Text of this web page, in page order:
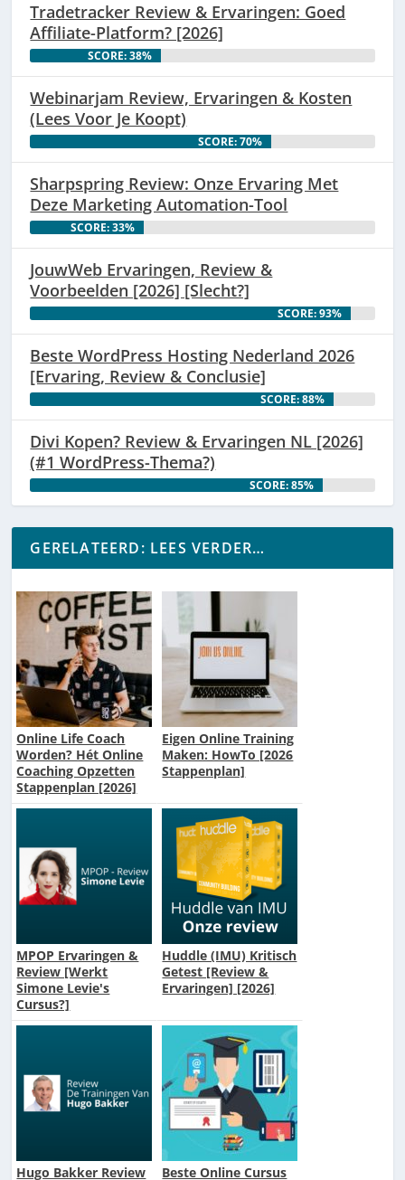
Tradetracker Review & Ervaringen: Goed
Affiliate-Platform? [2026]
SCORE: 38%
Webinarjam Review, Ervaringen & Kosten
(Lees Voor Je Koopt)
SCORE: 70%
Sharpspring Review: Onze Ervaring Met
Deze Marketing Automation-Tool
SCORE: 33%
JouwWeb Ervaringen, Review &
Voorbeelden [2026] [Slecht?]
SCORE: 93%
Beste WordPress Hosting Nederland 2026
[Ervaring, Review & Conclusie]
SCORE: 88%
Divi Kopen? Review & Ervaringen NL [2026]
(#1 WordPress-Thema?)
SCORE: 85%
GERELATEERD: LEES VERDER…
Online Life Coach
Worden? Hét Online
Coaching Opzetten
Stappenplan [2026]
Eigen Online Training
Maken: HowTo [2026
Stappenplan]
MPOP Ervaringen &
Review [Werkt
Simone Levie's
Cursus?]
Huddle (IMU) Kritisch
Getest [Review &
Ervaringen] [2026]
Hugo Bakker Review Beste Online Cursus